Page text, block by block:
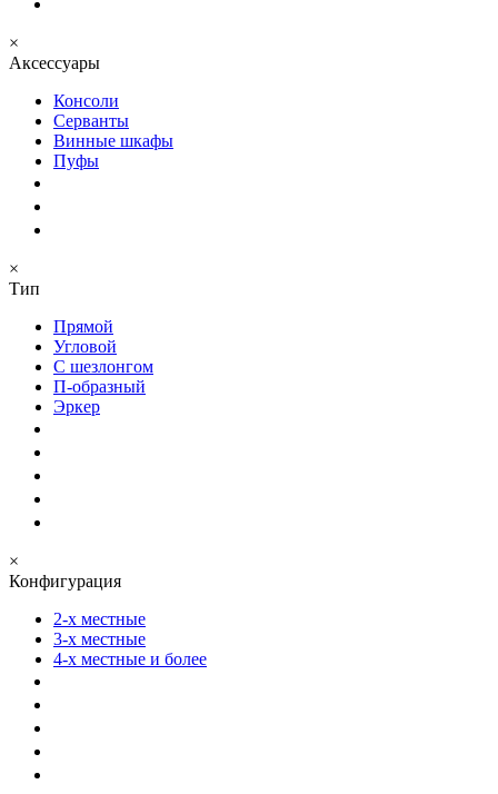
×
Аксессуары
Консоли
Серванты
Винные шкафы
Пуфы
×
Тип
Прямой
Угловой
С шезлонгом
П-образный
Эркер
×
Конфигурация
2-х местные
3-х местные
4-х местные и более